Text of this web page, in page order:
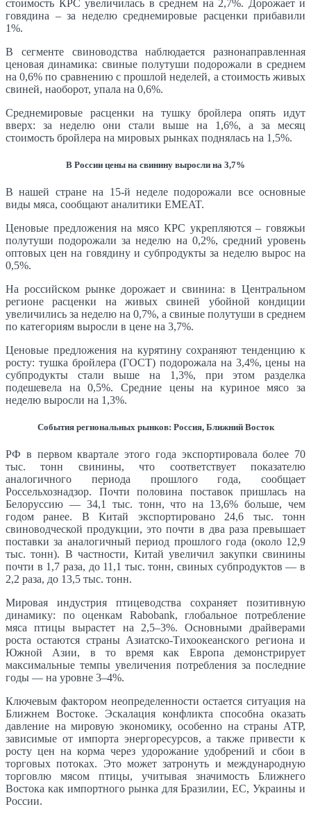
стоимость КРС увеличилась в среднем на 2,7%. Дорожает и
говядина – за неделю среднемировые расценки прибавили
1%.
В сегменте свиноводства наблюдается разнонаправленная
ценовая динамика: свиные полутуши подорожали в среднем
на 0,6% по сравнению с прошлой неделей, а стоимость живых
свиней, наоборот, упала на 0,6%.
Среднемировые расценки на тушку бройлера опять идут
вверх: за неделю они стали выше на 1,6%, а за месяц
стоимость бройлера на мировых рынках поднялась на 1,5%.
В России цены на свинину выросли на 3,7%
В нашей стране на 15-й неделе подорожали все основные
виды мяса, сообщают аналитики EMEAT.
Ценовые предложения на мясо КРС укрепляются – говяжьи
полутуши подорожали за неделю на 0,2%, средний уровень
оптовых цен на говядину и субпродукты за неделю вырос на
0,5%.
На российском рынке дорожает и свинина: в Центральном
регионе расценки на живых свиней убойной кондиции
увеличились за неделю на 0,7%, а свиные полутуши в среднем
по категориям выросли в цене на 3,7%.
Ценовые предложения на курятину сохраняют тенденцию к
росту: тушка бройлера (ГОСТ) подорожала на 3,4%, цены на
субпродукты стали выше на 1,3%, при этом разделка
подешевела на 0,5%. Средние цены на куриное мясо за
неделю выросли на 1,3%.
События региональных рынков: Россия, Ближний Восток
РФ в первом квартале этого года экспортировала более 70
тыс. тонн свинины, что соответствует показателю
аналогичного периода прошлого года, сообщает
Россельхознадзор. Почти половина поставок пришлась на
Белоруссию — 34,1 тыс. тонн, что на 13,6% больше, чем
годом ранее. В Китай экспортировано 24,6 тыс. тонн
свиноводческой продукции, это почти в два раза превышает
поставки за аналогичный период прошлого года (около 12,9
тыс. тонн). В частности, Китай увеличил закупки свинины
почти в 1,7 раза, до 11,1 тыс. тонн, свиных субпродуктов — в
2,2 раза, до 13,5 тыс. тонн.
Мировая индустрия птицеводства сохраняет позитивную
динамику: по оценкам Rabobank, глобальное потребление
мяса птицы вырастет на 2,5–3%. Основными драйверами
роста остаются страны Азиатско-Тихоокеанского региона и
Южной Азии, в то время как Европа демонстрирует
максимальные темпы увеличения потребления за последние
годы — на уровне 3–4%.
Ключевым фактором неопределенности остается ситуация на
Ближнем Востоке. Эскалация конфликта способна оказать
давление на мировую экономику, особенно на страны АТР,
зависимые от импорта энергоресурсов, а также привести к
росту цен на корма через удорожание удобрений и сбои в
торговых потоках. Это может затронуть и международную
торговлю мясом птицы, учитывая значимость Ближнего
Востока как импортного рынка для Бразилии, ЕС, Украины и
России.